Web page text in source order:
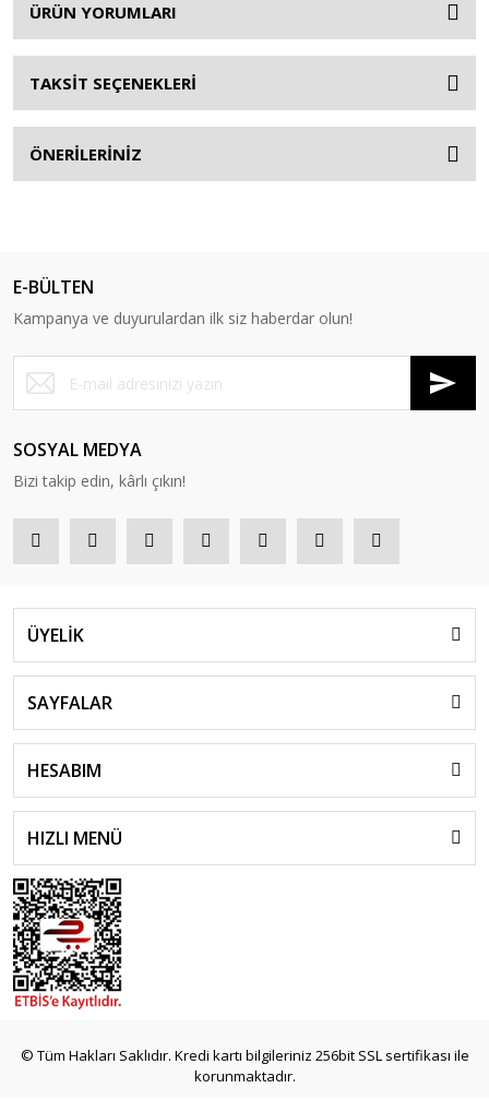
ÜRÜN YORUMLARI
TAKSİT SEÇENEKLERİ
ÖNERİLERİNİZ
E-BÜLTEN
Kampanya ve duyurulardan ilk siz haberdar olun!
SOSYAL MEDYA
Bizi takip edin, kârlı çıkın!
ÜYELİK
SAYFALAR
HESABIM
HIZLI MENÜ
© Tüm Hakları Saklıdır. Kredi kartı bilgileriniz 256bit SSL sertifikası ile
korunmaktadır.